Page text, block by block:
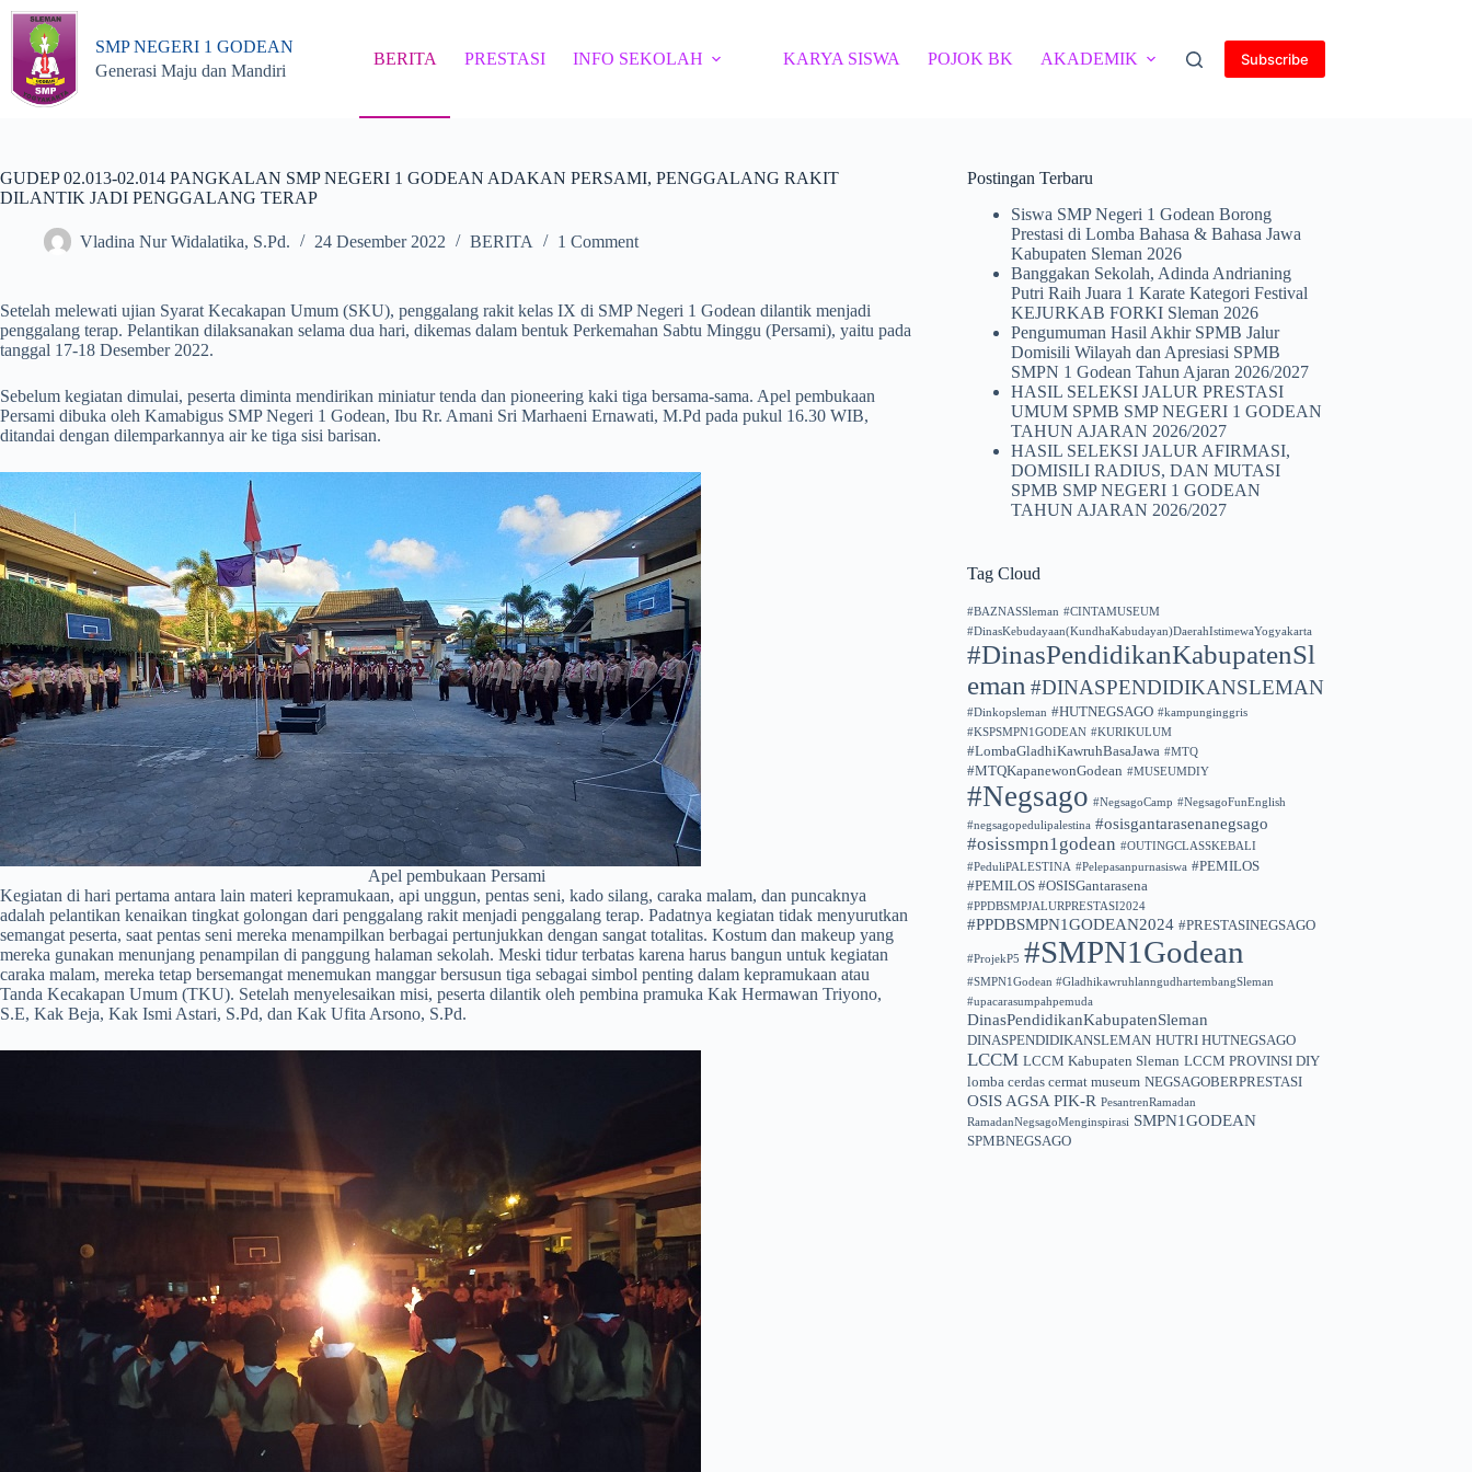
Skip
content
SMP NEGERI 1 GODEAN
Generasi Maju dan Mandiri
BERITA PRESTASI INFO SEKOLAH KARYA SISWA POJOK BK AKADEMIK Subscribe
GUDEP 02.013-02.014 PANGKALAN SMP NEGERI 1 GODEAN ADAKAN PERSAMI, PENGGALANG RAKIT
DILANTIK JADI PENGGALANG TERAP
Vladina Nur Widalatika, S.Pd. 24 Desember 2022 BERITA 1 Comment
Setelah melewati ujian Syarat Kecakapan Umum (SKU), penggalang rakit kelas IX di SMP Negeri 1 Godean dilantik menjadi
penggalang terap. Pelantikan dilaksanakan selama dua hari, dikemas dalam bentuk Perkemahan Sabtu Minggu (Persami), yaitu pada
tanggal 17-18 Desember 2022.
Sebelum kegiatan dimulai, peserta diminta mendirikan miniatur tenda dan pioneering kaki tiga bersama-sama. Apel pembukaan
Persami dibuka oleh Kamabigus SMP Negeri 1 Godean, Ibu Rr. Amani Sri Marhaeni Ernawati, M.Pd pada pukul 16.30 WIB,
ditandai dengan dilemparkannya air ke tiga sisi barisan.
Apel pembukaan Persami
Kegiatan di hari pertama antara lain materi kepramukaan, api unggun, pentas seni, kado silang, caraka malam, dan puncaknya
adalah pelantikan kenaikan tingkat golongan dari penggalang rakit menjadi penggalang terap. Padatnya kegiatan tidak menyurutkan
semangat peserta, saat pentas seni mereka menampilkan berbagai pertunjukkan dengan sangat totalitas. Kostum dan makeup yang
mereka gunakan menunjang penampilan di panggung halaman sekolah. Meski tidur terbatas karena harus bangun untuk kegiatan
caraka malam, mereka tetap bersemangat menemukan manggar bersusun tiga sebagai simbol penting dalam kepramukaan atau
Tanda Kecakapan Umum (TKU). Setelah menyelesaikan misi, peserta dilantik oleh pembina pramuka Kak Hermawan Triyono,
S.E, Kak Beja, Kak Ismi Astari, S.Pd, dan Kak Ufita Arsono, S.Pd.
Postingan Terbaru
Siswa SMP Negeri 1 Godean Borong
Prestasi di Lomba Bahasa & Bahasa Jawa
Kabupaten Sleman 2026
Banggakan Sekolah, Adinda Andrianing
Putri Raih Juara 1 Karate Kategori Festival
KEJURKAB FORKI Sleman 2026
Pengumuman Hasil Akhir SPMB Jalur
Domisili Wilayah dan Apresiasi SPMB
SMPN 1 Godean Tahun Ajaran 2026/2027
HASIL SELEKSI JALUR PRESTASI
UMUM SPMB SMP NEGERI 1 GODEAN
TAHUN AJARAN 2026/2027
HASIL SELEKSI JALUR AFIRMASI,
DOMISILI RADIUS, DAN MUTASI
SPMB SMP NEGERI 1 GODEAN
TAHUN AJARAN 2026/2027
Tag Cloud
#BAZNASSleman #CINTAMUSEUM
#DinasKebudayaan(KundhaKabudayan)DaerahIstimewaYogyakarta
#DinasPendidikanKabupatenSl
eman #DINASPENDIDIKANSLEMAN
#Dinkopsleman #HUTNEGSAGO #kampunginggris
#KSPSMPN1GODEAN #KURIKULUM
#LombaGladhiKawruhBasaJawa #MTQ
#MTQKapanewonGodean #MUSEUMDIY
#Negsago #NegsagoCamp #NegsagoFunEnglish
#negsagopedulipalestina #osisgantarasenanegsago
#osissmpn1godean #OUTINGCLASSKEBALI
#PeduliPALESTINA #Pelepasanpurnasiswa #PEMILOS
#PEMILOS #OSISGantarasena
#PPDBSMPJALURPRESTASI2024
#PPDBSMPN1GODEAN2024 #PRESTASINEGSAGO
#ProjekP5 #SMPN1Godean
#SMPN1Godean #GladhikawruhlanngudhartembangSleman
#upacarasumpahpemuda
DinasPendidikanKabupatenSleman
DINASPENDIDIKANSLEMAN HUTRI HUTNEGSAGO
LCCM LCCM Kabupaten Sleman LCCM PROVINSI DIY
lomba cerdas cermat museum NEGSAGOBERPRESTASI
OSIS AGSA PIK-R PesantrenRamadan
RamadanNegsagoMenginspirasi SMPN1GODEAN
SPMBNEGSAGO